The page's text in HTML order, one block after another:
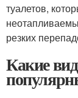
туалетов,
резких
Какие